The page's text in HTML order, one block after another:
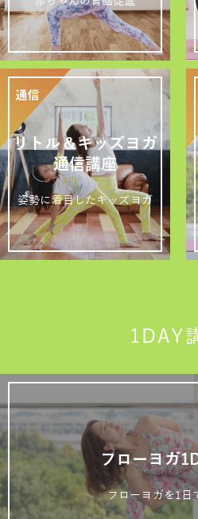
リトル＆キッズヨガ
通信講座
姿勢に着目したキッズヨガ
1DAY
フローヨガ
フローヨガを1日